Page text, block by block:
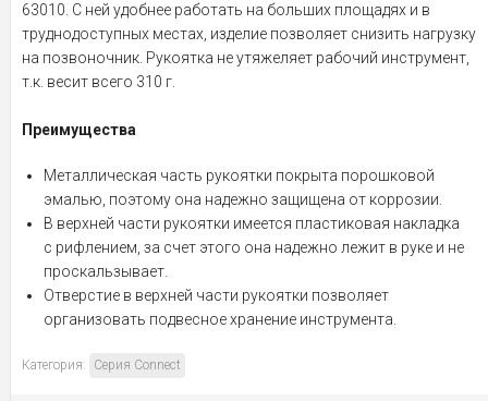
63010. С ней удобнее работать на больших площадях и в
труднодоступных местах, изделие позволяет снизить нагрузку
на позвоночник. Рукоятка не утяжеляет рабочий инструмент,
т.к. весит всего 310 г.
Преимущества
Металлическая часть рукоятки покрыта порошковой
эмалью, поэтому она надежно защищена от коррозии.
В верхней части рукоятки имеется пластиковая накладка
с рифлением, за счет этого она надежно лежит в руке и не
проскальзывает.
Отверстие в верхней части рукоятки позволяет
организовать подвесное хранение инструмента.
Категория: Серия Connect